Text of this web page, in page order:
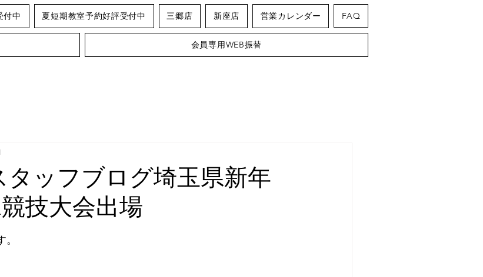
付中 夏短期教室予約好評受付中 三郷店 新座店 営業カレンダー FAQ
会員専用WEB振替
ッフブログ埼玉県新年
技大会出場